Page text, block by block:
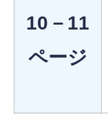
10－11
ページ